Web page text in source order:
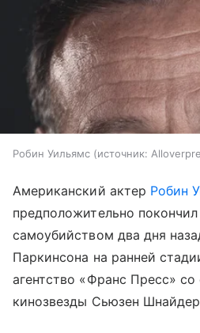
Робин Уильямс источник:
Американский актер Робин
предположительно
самоубийством два дня
Паркинсона на ранней
агентство «Франс Пресс»
кинозвезды Сьюзен